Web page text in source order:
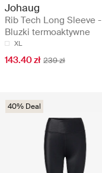
Johaug
Rib Tech Long Sleeve -
Bluzki termoaktywne
XL
143.40 zł 239 zł
40% Deal